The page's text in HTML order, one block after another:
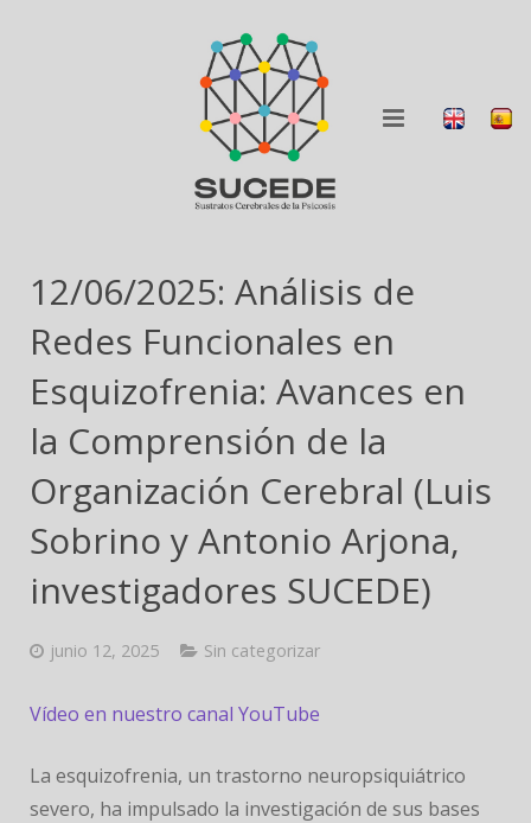
DIFUSIÓN
JORNADAS
12/06/2025: Análisis de
Redes Funcionales en
Esquizofrenia: Avances en
la Comprensión de la
Organización Cerebral (Luis
Sobrino y Antonio Arjona,
investigadores SUCEDE)
junio 12, 2025 Sin categorizar
Vídeo en nuestro canal YouTube
La esquizofrenia, un trastorno neuropsiquiátrico
severo, ha impulsado la investigación de sus bases